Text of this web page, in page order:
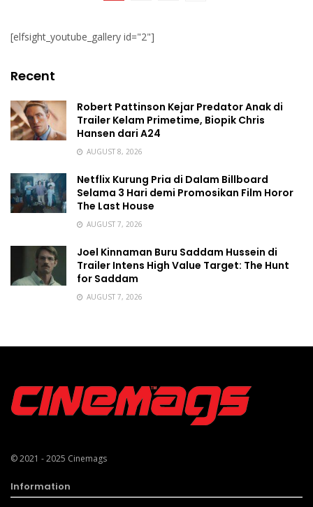
[elfsight_youtube_gallery id="2"]
Recent
Robert Pattinson Kejar Predator Anak di
Trailer Kelam Primetime, Biopik Chris
Hansen dari A24
AUGUST 8, 2026
Netflix Kurung Pria di Dalam Billboard
Selama 3 Hari demi Promosikan Film Horor
The Last House
AUGUST 7, 2026
Joel Kinnaman Buru Saddam Hussein di
Trailer Intens High Value Target: The Hunt
for Saddam
AUGUST 7, 2026
© 2021 - 2025 Cinemags
Information